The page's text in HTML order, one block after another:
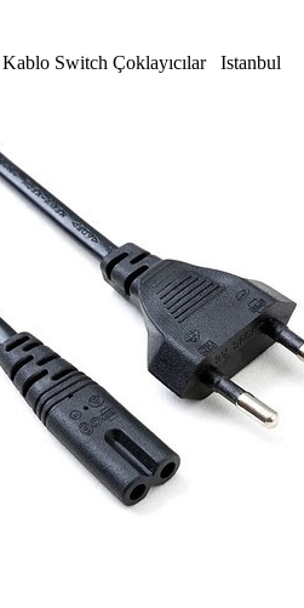
Kablo Switch Çoklayıcılar
Istanbul